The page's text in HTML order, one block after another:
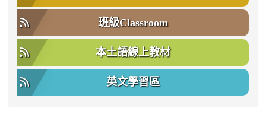
班級Classroom
本土語線上教材
英文學習區